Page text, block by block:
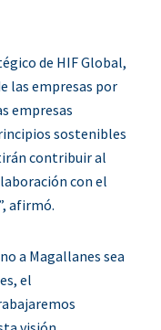
de HIF Global,
las empresas por
empresas
sostenibles
contribuir al
con el
afirmó.
a Magallanes sea
el